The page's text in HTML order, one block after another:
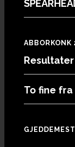
ABBORKONK
Resultater
To fine fra